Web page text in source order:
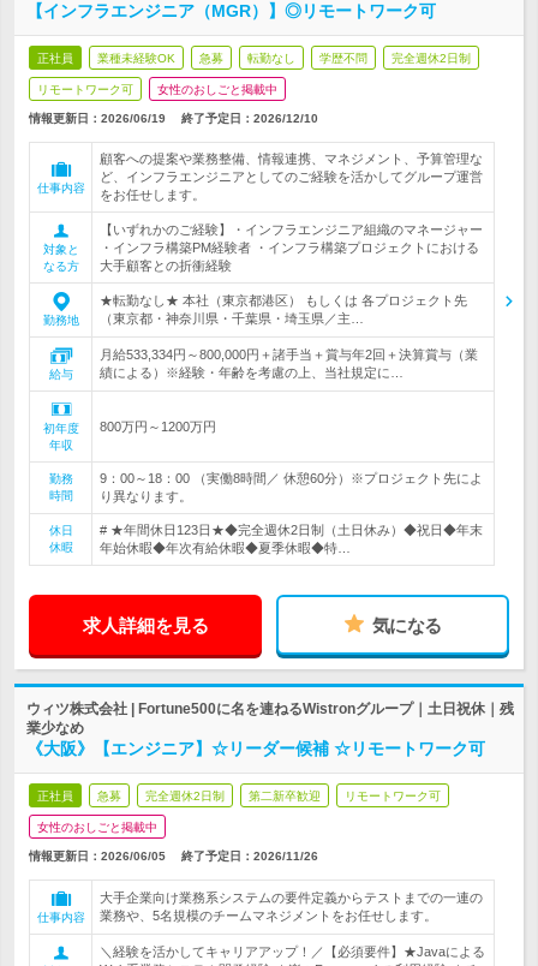
【インフラエンジニア（MGR）】◎リモートワーク可
正社員 業種未経験OK 急募 転勤なし 学歴不問 完全週休2日制
リモートワーク可 女性のおしごと掲載中
情報更新日：2026/06/19 終了予定日： 2026/12/10
仕事内容
顧客への提案や業務整備、情報連携、マネジメント、予算管理な
ど、インフラエンジニアとしてのご経験を活かしてグループ運営
をお任せします。
対象と
なる方
【いずれかのご経験】・インフラエンジニア組織のマネージャー
・インフラ構築PM経験者 ・インフラ構築プロジェクトにおける
大手顧客との折衝経験
勤務地
★転勤なし★ 本社（東京都港区） もしくは 各プロジェクト先
（東京都・神奈川県・千葉県・埼玉県／主…
給与
月給533,334円～800,000円＋諸手当＋賞与年2回＋決算賞与（業
績による）※経験・年齢を考慮の上、当社規定に…
初年度
年収
800万円～1200万円
勤務
時間
9：00～18：00 （実働8時間／ 休憩60分）※プロジェクト先によ
り異なります。
休日
休暇
# ★年間休日123日★◆完全週休2日制（土日休み）◆祝日◆年末
年始休暇◆年次有給休暇◆夏季休暇◆特…
求人詳細を見る 気になる
ウィツ株式会社 | Fortune500に名を連ねるWistronグループ｜土日祝休｜残
業少なめ
《大阪》【エンジニア】☆リーダー候補 ☆リモートワーク可
正社員 急募 完全週休2日制 第二新卒歓迎 リモートワーク可
女性のおしごと掲載中
情報更新日：2026/06/05 終了予定日： 2026/11/26
仕事内容
大手企業向け業務系システムの要件定義からテストまでの一連の
業務や、5名規模のチームマネジメントをお任せします。
＼経験を活かしてキャリアアップ！／【必須要件】★Javaによる